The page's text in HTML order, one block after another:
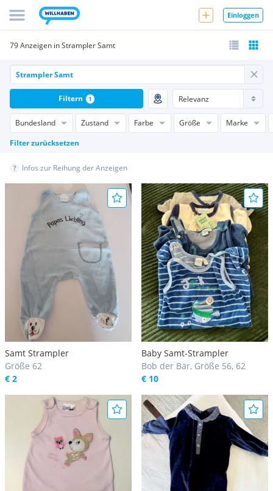
Einloggen
79 Anzeigen in Strampler Samt
Bundesland Zustand Farbe Größe
Marke
Filter zurücksetzen
Filtern 1
Infos zur Reihung der Anzeigen
Samt Strampler
Größe 62
€ 2
Baby Samt-Strampler
Bob der Bär, Größe 56, 62
€ 10